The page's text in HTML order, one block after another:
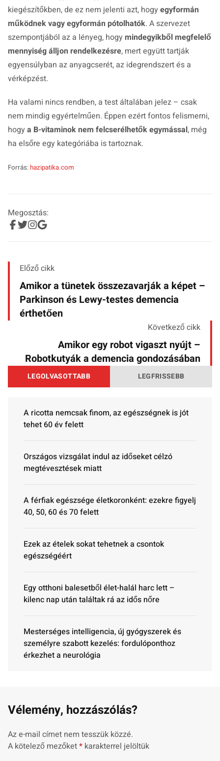
kiegészítőkben, de ez nem jelenti azt, hogy egyformán
működnek vagy egyformán pótolhatók. A szervezet
szempontjából az a lényeg, hogy mindegyikből megfelelő
mennyiség álljon rendelkezésre, mert együtt tartják
egyensúlyban az anyagcserét, az idegrendszert és a
vérképzést.
Ha valami nincs rendben, a test általában jelez – csak
nem mindig egyértelműen. Éppen ezért fontos felismerni,
hogy a B-vitaminok nem felcserélhetők egymással, még
ha elsőre egy kategóriába is tartoznak.
Forrás: hazipatika.com
Megosztás:
Előző cikk
Amikor a tünetek összezavarják a képet –
Parkinson és Lewy-testes demencia
érthetően
Következő cikk
Amikor egy robot vigaszt nyújt –
Robotkutyák a demencia gondozásában
LEGOLVASOTTABB LEGFRISSEBB
A ricotta nemcsak finom, az egészségnek is jót
tehet 60 év felett
Országos vizsgálat indul az időseket célzó
megtévesztések miatt
A férfiak egészsége életkoronként: ezekre figyelj
40, 50, 60 és 70 felett
Ezek az ételek sokat tehetnek a csontok
egészségéért
Egy otthoni balesetből élet-halál harc lett –
kilenc nap után találtak rá az idős nőre
Mesterséges intelligencia, új gyógyszerek és
személyre szabott kezelés: fordulóponthoz
érkezhet a neurológia
Vélemény, hozzászólás?
Az e-mail címet nem tesszük közzé.
A kötelező mezőket* karakterrel jelöltük